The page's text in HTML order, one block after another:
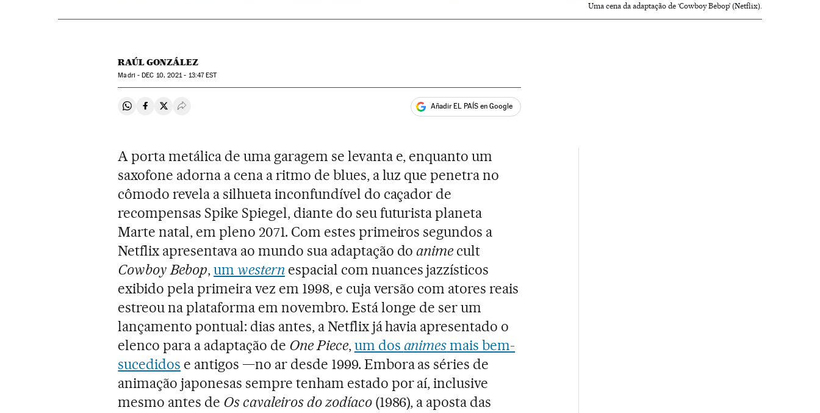
Uma cena da adaptação de ‘Cowboy Bebop’ (Netflix).
RAÚL GONZÁLEZ
Madri -DEC 10, 2021 - 13:47EST
Compartir en Whatsapp
Compartir en Facebook
Compartir en Twitter
Desplegar Redes Sociales Añadir EL PAÍS en Google
A porta metálica de uma garagem se levanta e, enquanto um
saxofone adorna a cena a ritmo de blues, a luz que penetra no
cômodo revela a silhueta inconfundível do caçador de
recompensas Spike Spiegel, diante do seu futurista planeta
Marte natal, em pleno 2071. Com estes primeiros segundos a
Netflix apresentava ao mundo sua adaptação doanimecult
Cowboy Bebop,umwesternespacial com nuances jazzísticos
exibido pela primeira vez em 1998, e cuja versão com atores reais
estreou na plataforma em novembro. Está longe de ser um
lançamento pontual: dias antes, a Netflix já havia apresentado o
elenco para a adaptação de One Piece,um dos animesmais bem-
sucedidos e antigos —no ar desde 1999. Embora as séries de
animação japonesas sempre tenham estado por aí, inclusive
mesmo antes de Os cavaleiros do zodíaco(1986), a aposta das